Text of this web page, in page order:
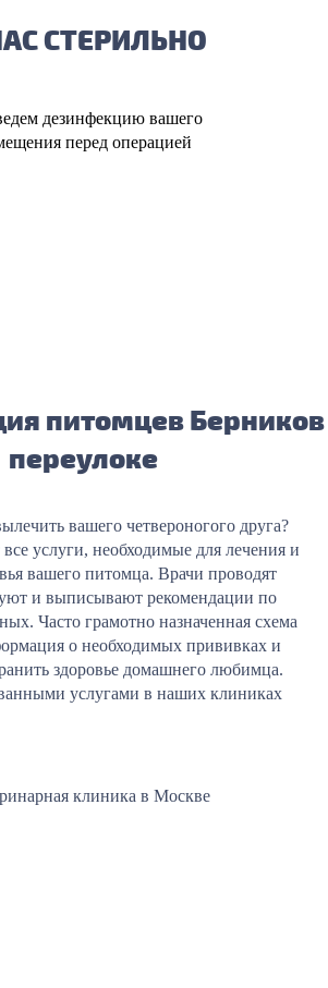
СТЕРИЛЬНО
дезинфекцию вашего
перед операцией
питомцев Берников
переулоке
вашего четвероногого друга?
услуги, необходимые для лечения и
вашего питомца. Врачи проводят
и выписывают рекомендации по
Часто грамотно назначенная схема
о необходимых прививках и
здоровье домашнего любимца.
услугами в наших клиниках